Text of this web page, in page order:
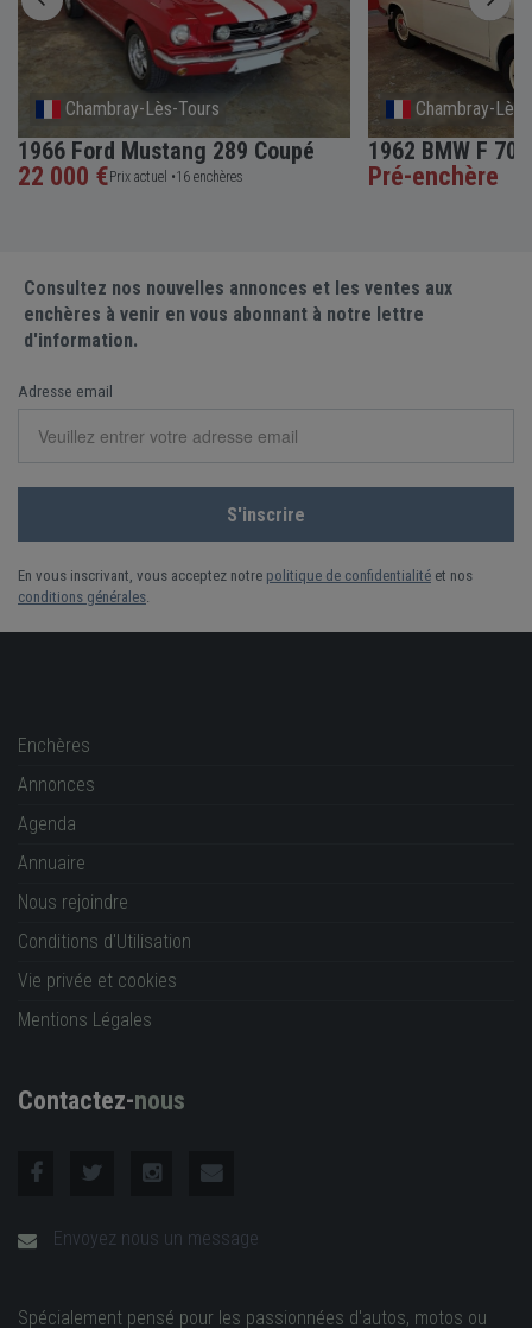
Chambray-Lès-Tours
1966 Ford Mustang 289 Coupé
22 000 €Prix actuel •16 enchères
Chambray-
1962 BMW F
Pré-enchère
Consultez nos nouvelles annonces et les ventes aux
enchères à venir en vous abonnant à notre lettre
d'information.
Adresse email
En vous inscrivant, vous acceptez notre politique de confidentialité et nos
conditions générales
Enchères
Annonces
Agenda
Annuaire
Nous rejoindre
Conditions d'Utilisation
Vie privée et cookies
Mentions Légales
Contactez-nous
Envoyez nous un message
Spécialement pensé pour les passionnées d'autos, motos ou